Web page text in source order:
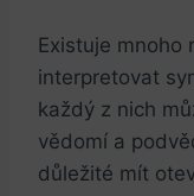
Existuje mnoho
interpretovat
každý z nich
vědomí a
důležité mít